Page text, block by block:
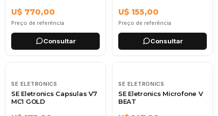
U$ 770,00
Preço de referência
Consultar
U$ 155,00
Preço de referência
Consultar
SE ELETRONICS
SE Eletronics Capsulas V7
MC1 GOLD
SE ELETRONICS
SE Eletronics Microfone V
BEAT